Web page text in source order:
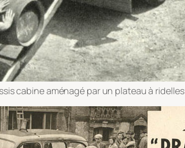
cabine aménagé par un plateau à ridelles